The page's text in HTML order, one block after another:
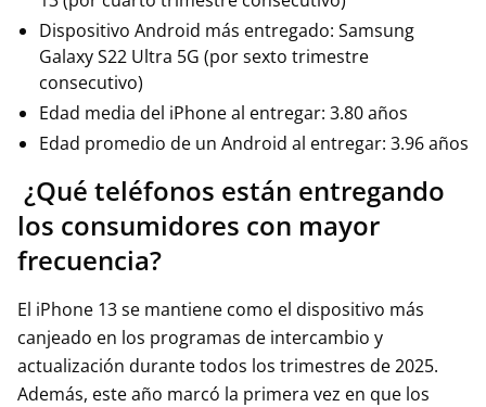
Dispositivo Android más entregado: Samsung
Galaxy S22 Ultra 5G (por sexto trimestre
consecutivo)
Edad media del iPhone al entregar: 3.80 años
Edad promedio de un Android al entregar: 3.96 años
¿Qué teléfonos están entregando
los consumidores con mayor
frecuencia?
El iPhone 13 se mantiene como el dispositivo más
canjeado en los programas de intercambio y
actualización durante todos los trimestres de 2025.
Además, este año marcó la primera vez en que los